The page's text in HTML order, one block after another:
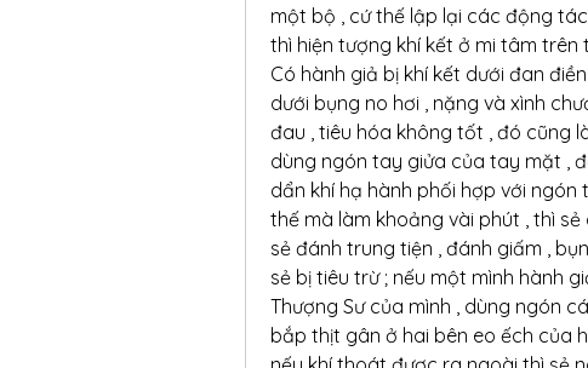
một bộ , cứ thế lập lại các động
thì hiện tượng khí kết ở mi tâm trên
Có hành giả bị khí kết dưới đan
dưới bụng no hơi , nặng và xình
đau , tiêu hóa không tốt , đó cũng
dùng ngón tay giửa của tay mặt ,
dẩn khí hạ hành phối hợp với
thế mà làm khoảng vài phút , thì
sẻ đánh trung tiện , đánh giấm ,
sẻ bị tiêu trừ ; nếu một mình hành
Thượng Sư của mình , dùng ngón
bắp thịt gân ở hai bên eo ếch của